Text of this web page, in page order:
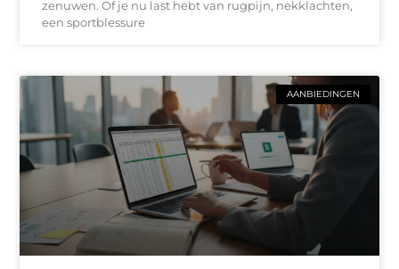
zenuwen. Of je nu last hebt van rugpijn, nekklachten,
een sportblessure
AANBIEDINGEN